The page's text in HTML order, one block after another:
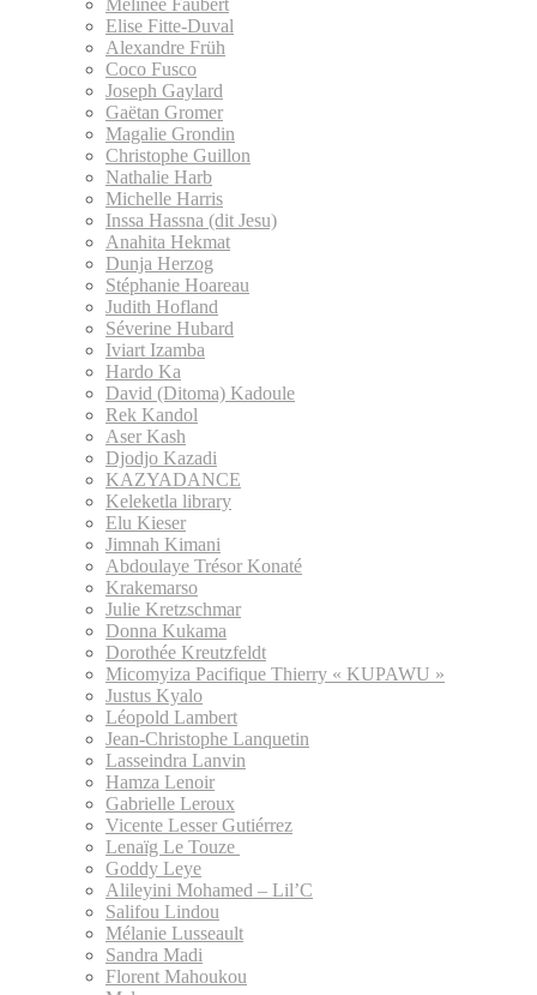
Mélinée Faubert
Elise Fitte-Duval
Alexandre Früh
Coco Fusco
Joseph Gaylard
Gaëtan Gromer
Magalie Grondin
Christophe Guillon
Nathalie Harb
Michelle Harris
Inssa Hassna (dit Jesu)
Anahita Hekmat
Dunja Herzog
Stéphanie Hoareau
Judith Hofland
Séverine Hubard
Iviart Izamba
Hardo Ka
David (Ditoma) Kadoule
Rek Kandol
Aser Kash
Djodjo Kazadi
KAZYADANCE
Keleketla library
Elu Kieser
Jimnah Kimani
Abdoulaye Trésor Konaté
Krakemarso
Julie Kretzschmar
Donna Kukama
Dorothée Kreutzfeldt
Micomyiza Pacifique Thierry « KUPAWU »
Justus Kyalo
Léopold Lambert
Jean-Christophe Lanquetin
Lasseindra Lanvin
Hamza Lenoir
Gabrielle Leroux
Vicente Lesser Gutiérrez
Lenaïg Le Touze
Goddy Leye
Alileyini Mohamed – Lil’C
Salifou Lindou
Mélanie Lusseault
Sandra Madi
Florent Mahoukou